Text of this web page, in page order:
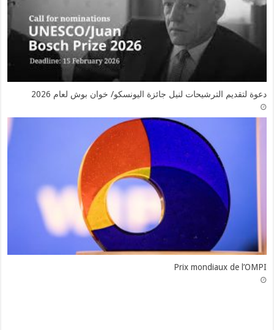
دعوة لتقديم الترشيحات لنيل جائزة اليونسكو/ خوان بوش لعام 2026
Prix mondiaux de l’OMPI